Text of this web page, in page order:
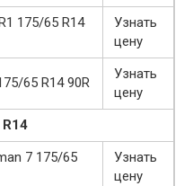
175/65 R14
Узнать
цену
65 R14 90R
Узнать
цену
7 175/65
Узнать
цену